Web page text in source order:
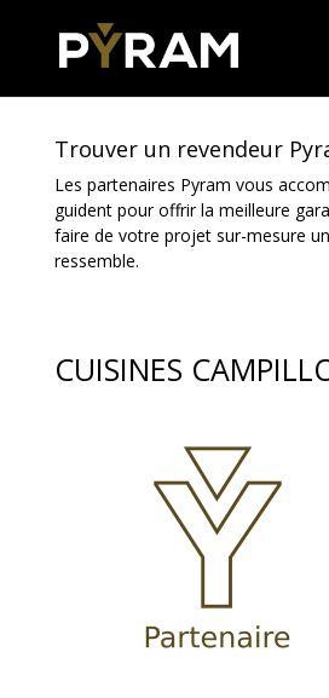
Trouver un revendeur
Les partenaires Pyram vous
guident pour offrir la meilleure
faire de votre projet sur-mesure
ressemble.
CUISINES